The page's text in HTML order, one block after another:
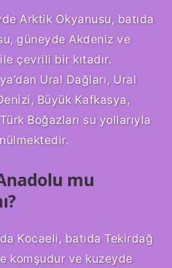
Arktik Okyanusu, batıda
güneyde Akdeniz ve
çevrili bir kıtadır.
Ural Dağları, Ural
Büyük Kafkasya,
Boğazları su yollarıyla
mu
Kocaeli, batıda Tekirdağ
komşudur ve kuzeyde